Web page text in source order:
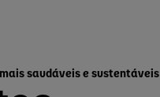
saudáveis e sustentáveis